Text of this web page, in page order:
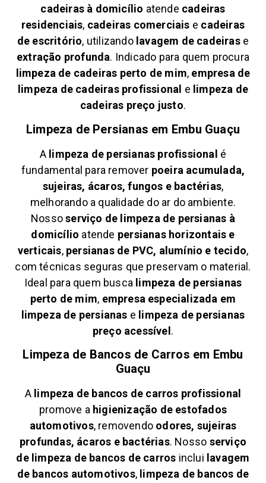
cadeiras à domicílio atende cadeiras
residenciais, cadeiras comerciais e cadeiras
de escritório, utilizando lavagem de cadeirase
extração profunda. Indicado para quem procura
limpeza de cadeiras perto de mim, empresa de
limpeza de cadeiras profissional e limpeza de
cadeiras preço justo.
Limpeza de Persianas em Embu Guaçu
A limpeza de persianas profissional é
fundamental para remover poeira acumulada,
sujeiras, ácaros, fungos e bactérias,
melhorando a qualidade do ar do ambiente.
Nossoserviço de limpeza de persianas à
domicílio atende persianas horizontais e
verticais, persianas de PVC, alumínio e tecido,
com técnicas seguras que preservam o material.
Ideal para quem busca limpeza de persianas
perto de mim, empresa especializada em
limpeza de persianas e limpeza de persianas
preço acessível.
Limpeza de Bancos de Carros em Embu
Guaçu
A limpeza de bancos de carros profissional
promove a higienização de estofados
automotivos, removendo odores, sujeiras
profundas, ácaros e bactérias. Nosso serviço
de limpeza de bancos de carros inclui lavagem
de bancos automotivos, limpeza de bancos de